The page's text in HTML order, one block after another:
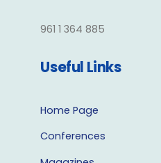
961 1 364 885
Useful Links
Home Page
Conferences